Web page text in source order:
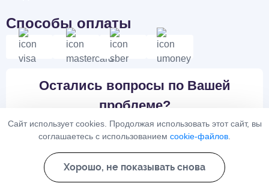
Способы оплаты
Остались вопросы по Вашей
проблеме?
Подпишитесь на нашу рассылку с полезными советами
в сфере психиатрии и наркологии
Сайт использует cookies. Продолжая использовать этот сайт, вы
соглашаетесь с использованием cookie-файлов
Хорошо, не показывать снова